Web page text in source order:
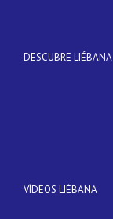
DESCUBRE LIÉBANA
VÍDEOS LIÉBANA